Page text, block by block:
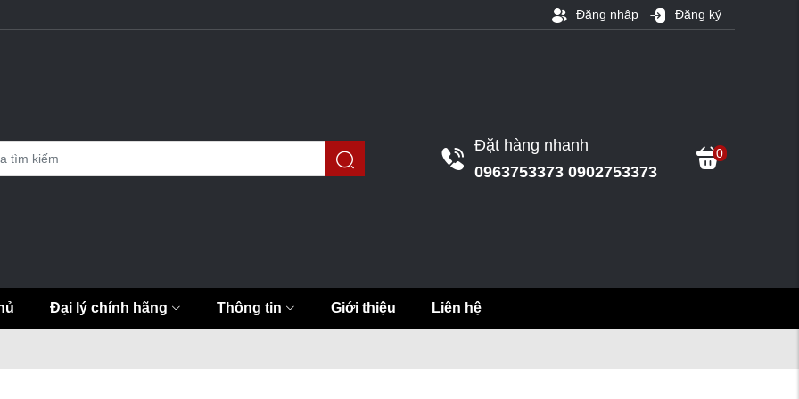
Đăng nhập Đăng ký
Đặt hàng nhanh
0963753373 0902753373
0
Đại lý chính hãng Thông tin Giới thiệu Liên hệ